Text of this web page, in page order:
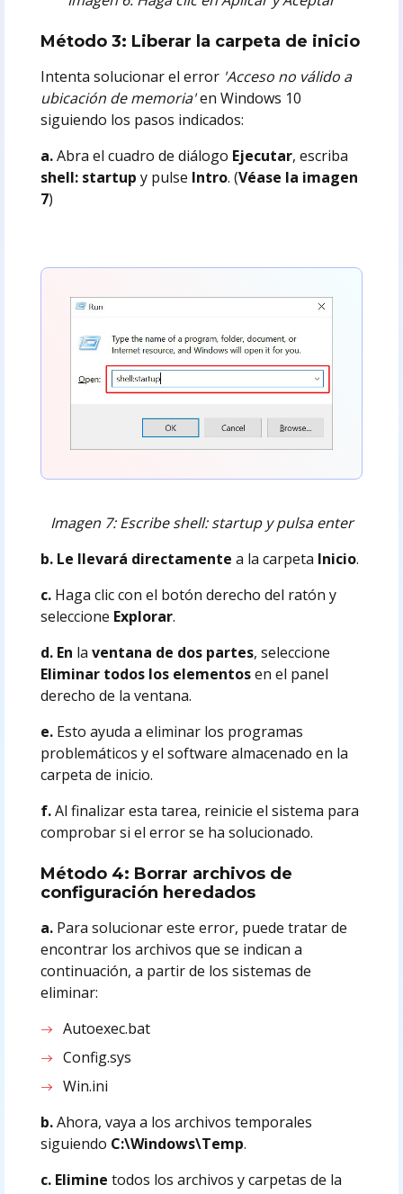
Método 3: Liberar la carpeta de inicio
Intenta solucionar el error 'Acceso no válido a
ubicación de memoria'en Windows 10
siguiendo los pasos indicados:
a.Abra el cuadro de diálogo Ejecutar, escriba
shell: startup y pulse Intro. (Véase la imagen
7)
Imagen 7: Escribe shell: startup y pulsa enter
b. Le llevará directamente a la carpeta Inicio.
c. Haga clic con el botón derecho del ratón y
seleccione Explorar.
d. En la ventana de dos partes, seleccione
Eliminar todos los elementosen el panel
derecho de la ventana.
e.Esto ayuda a eliminar los programas
problemáticos y el software almacenado en la
carpeta de inicio.
f.Al finalizar esta tarea, reinicie el sistema para
comprobar si el error se ha solucionado.
Método 4: Borrar archivos de
configuración heredados
a.Para solucionar este error, puede tratar de
encontrar los archivos que se indican a
continuación, a partir de los sistemas de
eliminar:
Autoexec.bat
Config.sys
Win.ini
b.Ahora, vaya a los archivos temporales
siguiendo C:\Windows\Temp.
c. Elimine todos los archivos y carpetas de la